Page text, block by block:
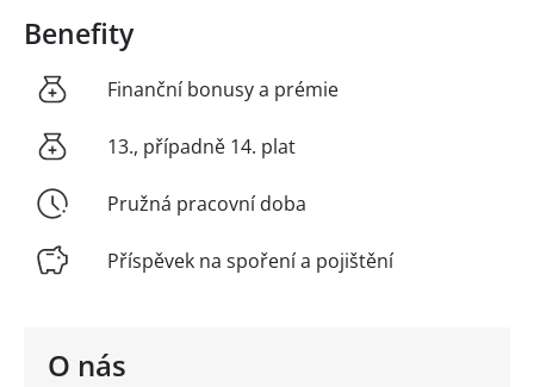
O nás
Benefity
Finanční bonusy a prémie
13., případně 14. plat
Pružná pracovní doba
Příspěvek na spoření a pojištění